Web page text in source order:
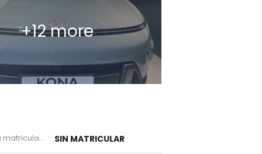
+12 more
SIN MATRICULAR